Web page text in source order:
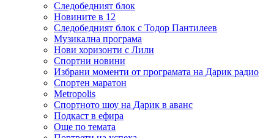
Следобедният блок
Новините в 12
Следобедният блок с Тодор Пантилеев
Музикална програма
Нови хоризонти с Лили
Спортни новини
Избрани моменти от програмата на Дарик радио
Спортен маратон
Metropolis
Спортното шоу на Дарик в аванс
Подкаст в ефира
Още по темата